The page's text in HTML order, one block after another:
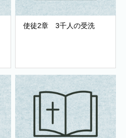
使徒2章 3千人の受洗